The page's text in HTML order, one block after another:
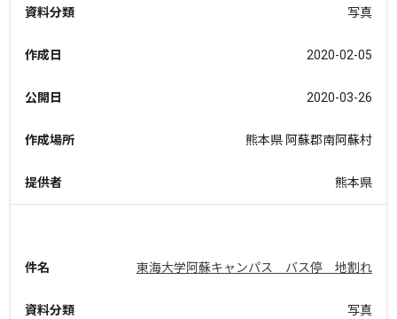
資料分類 写真
作成日 2020-02-05
公開日 2020-03-26
作成場所 熊本県 阿蘇郡南阿蘇村
提供者 熊本県
件名 東海大学阿蘇キャンパス バス停 地割れ
資料分類 写真